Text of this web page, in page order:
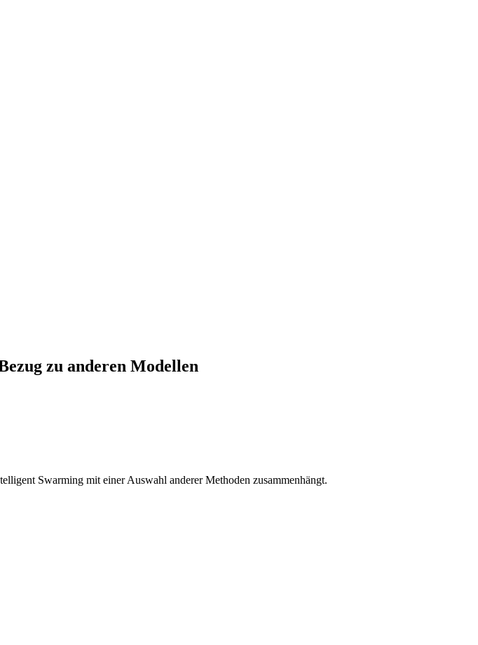
zu anderen Modellen
Swarming mit einer Auswahl anderer Methoden zusammenhängt.